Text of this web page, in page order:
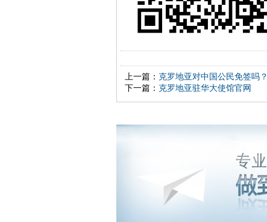
上一篇： 克罗地亚对中国公民免签吗？
下一篇： 克罗地亚驻华大使馆官网